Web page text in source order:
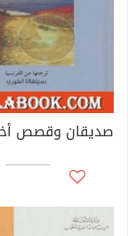
صديقان وقصص